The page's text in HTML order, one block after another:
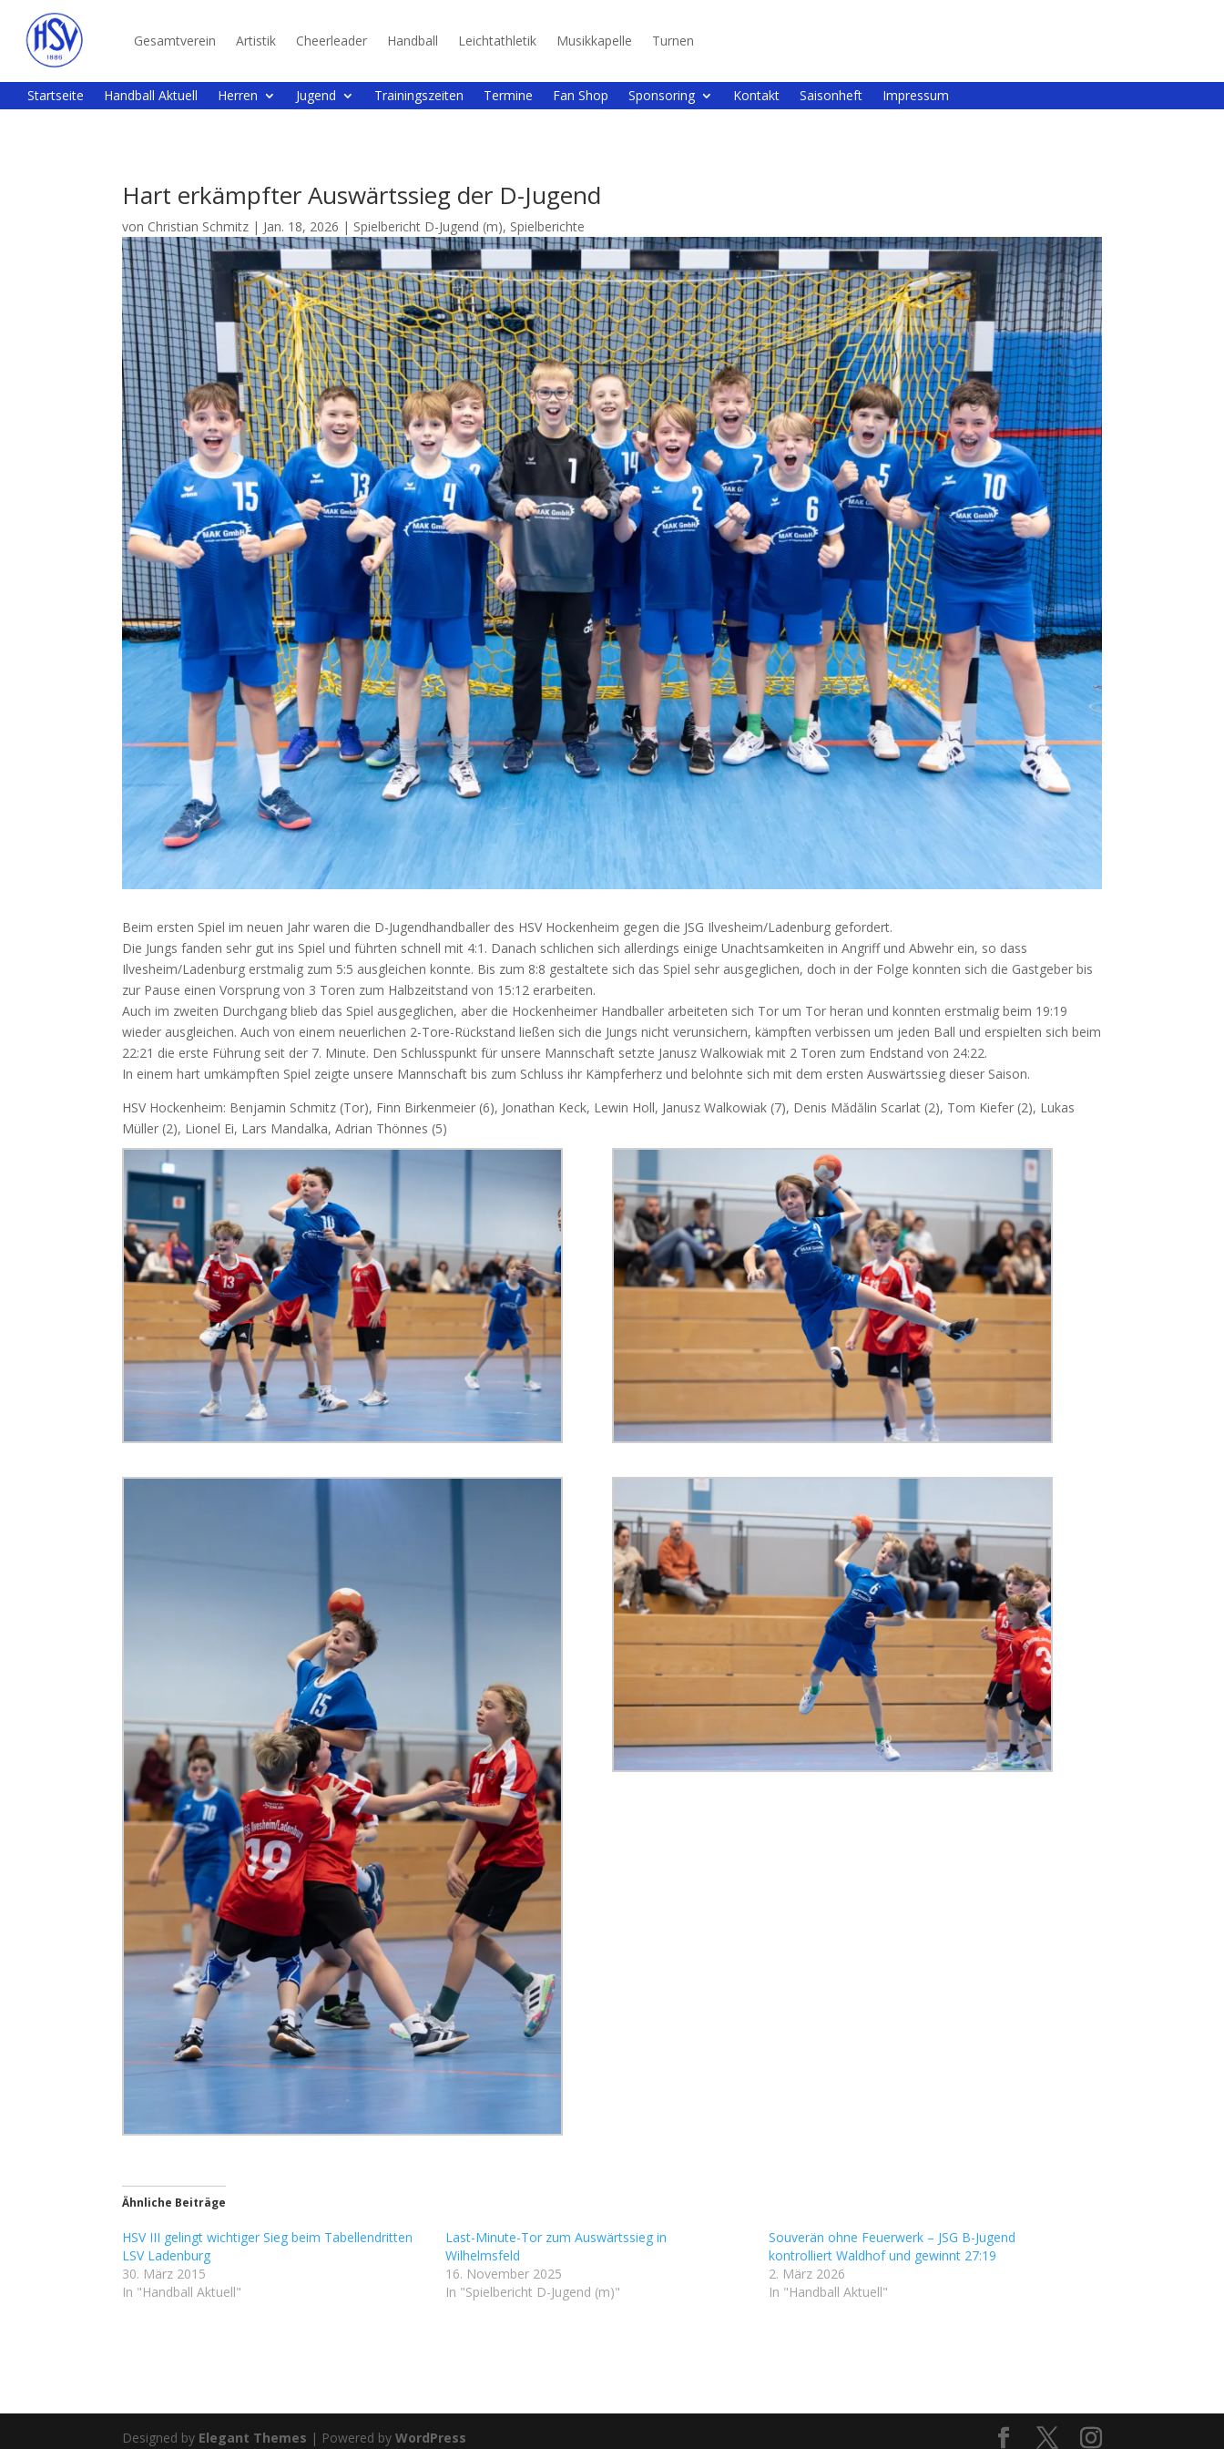
Gesamtverein Artistik Cheerleader Handball Leichtathletik Musikkapelle Turnen
Startseite Handball Aktuell Herren Jugend Trainingszeiten Termine Fan Shop Sponsoring Kontakt Saisonheft Impressum
Hart erkämpfter Auswärtssieg der D-Jugend
von Christian Schmitz | Jan. 18, 2026 | Spielbericht D-Jugend (m), Spielberichte
Beim ersten Spiel im neuen Jahr waren die D-Jugendhandballer des HSV Hockenheim gegen die JSG Ilvesheim/Ladenburg gefordert.
Die Jungs fanden sehr gut ins Spiel und führten schnell mit 4:1. Danach schlichen sich allerdings einige Unachtsamkeiten in Angriff und Abwehr ein, so dass
Ilvesheim/Ladenburg erstmalig zum 5:5 ausgleichen konnte. Bis zum 8:8 gestaltete sich das Spiel sehr ausgeglichen, doch in der Folge konnten sich die Gastgeber bis
zur Pause einen Vorsprung von 3 Toren zum Halbzeitstand von 15:12 erarbeiten.
Auch im zweiten Durchgang blieb das Spiel ausgeglichen, aber die Hockenheimer Handballer arbeiteten sich Tor um Tor heran und konnten erstmalig beim 19:19
wieder ausgleichen. Auch von einem neuerlichen 2-Tore-Rückstand ließen sich die Jungs nicht verunsichern, kämpften verbissen um jeden Ball und erspielten sich beim
22:21 die erste Führung seit der 7. Minute. Den Schlusspunkt für unsere Mannschaft setzte Janusz Walkowiak mit 2 Toren zum Endstand von 24:22.
In einem hart umkämpften Spiel zeigte unsere Mannschaft bis zum Schluss ihr Kämpferherz und belohnte sich mit dem ersten Auswärtssieg dieser Saison.
HSV Hockenheim: Benjamin Schmitz (Tor), Finn Birkenmeier (6), Jonathan Keck, Lewin Holl, Janusz Walkowiak (7), Denis Mădălin Scarlat (2), Tom Kiefer (2), Lukas
Müller (2), Lionel Ei, Lars Mandalka, Adrian Thönnes (5)
Ähnliche Beiträge
HSV III gelingt wichtiger Sieg beim Tabellendritten
LSV Ladenburg
30. März 2015
In "Handball Aktuell"
Last-Minute-Tor zum Auswärtssieg in
Wilhelmsfeld
16. November 2025
In "Spielbericht D-Jugend (m)"
Souverän ohne Feuerwerk – JSG B-Jugend
kontrolliert Waldhof und gewinnt 27:19
2. März 2026
In "Handball Aktuell"
Designed by Elegant Themes | Powered byWordPress